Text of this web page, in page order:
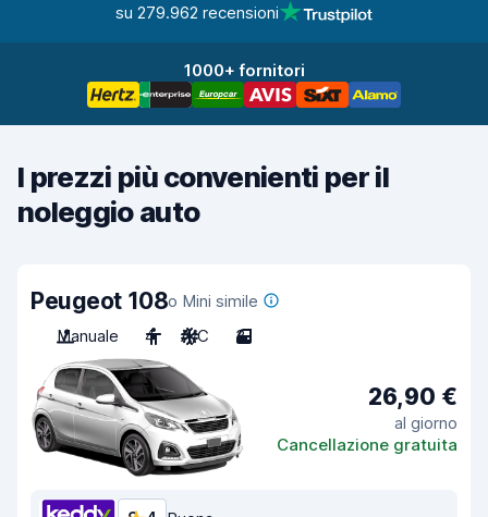
su 279.962 recensioni
1000+ fornitori
I prezzi più convenienti per il
noleggio auto
Peugeot 108o Mini simile
Manuale
4 A/C 3
26,90 €
al giorno
Cancellazione gratuita